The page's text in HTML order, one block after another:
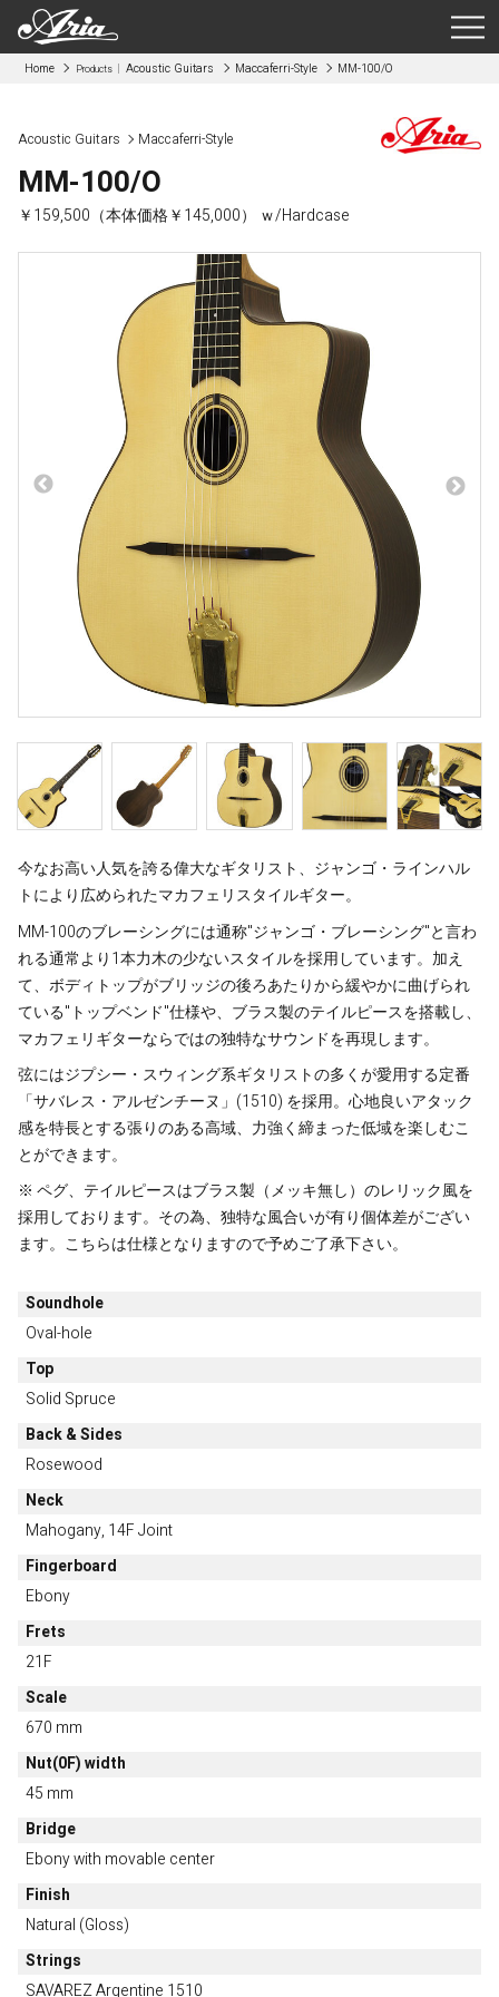
Home Products Acoustic Guitars Maccaferri-Style MM-100/O
Acoustic Guitars Maccaferri-Style
MM-100/O
￥159,500（本体価格￥145,000） ｗ/Hardcase
今なお高い人気を誇る偉大なギタリスト、ジャンゴ・ラインハル
トにより広められたマカフェリスタイルギター。
MM-100のブレーシングには通称"ジャンゴ・ブレーシング"と言わ
れる通常より1本力木の少ないスタイルを採用しています。加え
て、ボディトップがブリッジの後ろあたりから緩やかに曲げられ
ている"トップベンド"仕様や、ブラス製のテイルピースを搭載し、
マカフェリギターならではの独特なサウンドを再現します。
弦にはジプシー・スウィング系ギタリストの多くが愛用する定番
「サバレス・アルゼンチーヌ」(1510) を採用。心地良いアタック
感を特長とする張りのある高域、力強く締まった低域を楽しむこ
とができます。
※ ペグ、テイルピースはブラス製（メッキ無し）のレリック風を
採用しております。その為、独特な風合いが有り個体差がござい
ます。こちらは仕様となりますので予めご了承下さい。
Soundhole
Oval-hole
Top
Solid Spruce
Back & Sides
Rosewood
Neck
Mahogany, 14F Joint
Fingerboard
Ebony
Frets
21F
Scale
670 mm
Nut(0F) width
45 mm
Bridge
Ebony with movable center
Finish
Natural (Gloss)
Strings
SAVAREZ Argentine 1510